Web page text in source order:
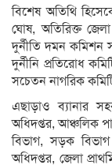
বিশেষ অতিথি
ঘোষ, অতিরিক্ত
দুর্নীতি দমন কমিশন
দুর্নীনি প্রতিরোধ
সচেতন নাগরিক
এছাড়াও ব্যানার
অধিদপ্তর, আঞ্চলিক
বিভাগ, সড়ক
অধিদপ্তর, জেলা